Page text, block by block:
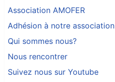
Association AMOFER
Adhésion à notre association
Qui sommes nous?
Nous rencontrer
Suivez nous sur Youtube